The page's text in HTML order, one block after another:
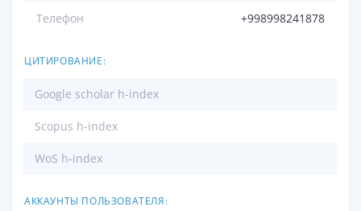
Телефон +998998241878
ЦИТИРОВАНИЕ:
Google scholar h-index
Scopus h-index
WoS h-index
АККАУНТЫ ПОЛЬЗОВАТЕЛЯ: